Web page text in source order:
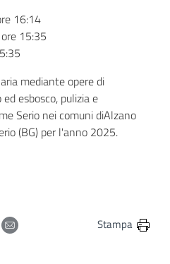
16:14
ore 15:35
mediante opere di
esbosco, pulizia e
Serio nei comuni diAlzano
(BG) per l'anno 2025.
pagina su Facebook
questa pagina su Twitter
Condividi questa pagina su Linkedin
Condividi questa pagina via
Stampa